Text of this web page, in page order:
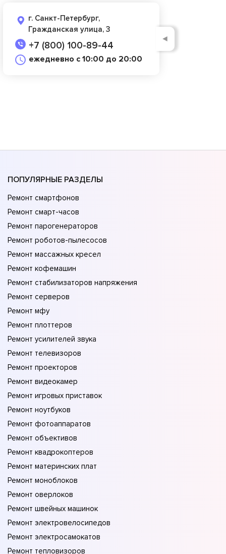
г. Санкт-Петербург,
Гражданская улица, 3
+7 (800) 100-89-44
ежедневно с 10:00 до 20:00
◄
ПОПУЛЯРНЫЕ РАЗДЕЛЫ
Ремонт смартфонов
Ремонт смарт-часов
Ремонт парогенераторов
Ремонт роботов-пылесосов
Ремонт массажных кресел
Ремонт кофемашин
Ремонт стабилизаторов напряжения
Ремонт серверов
Ремонт мфу
Ремонт плоттеров
Ремонт усилителей звука
Ремонт телевизоров
Ремонт проекторов
Ремонт видеокамер
Ремонт игровых приставок
Ремонт ноутбуков
Ремонт фотоаппаратов
Ремонт объективов
Ремонт квадрокоптеров
Ремонт материнских плат
Ремонт моноблоков
Ремонт оверлоков
Ремонт швейных машинок
Ремонт электровелосипедов
Ремонт электросамокатов
Ремонт тепловизоров